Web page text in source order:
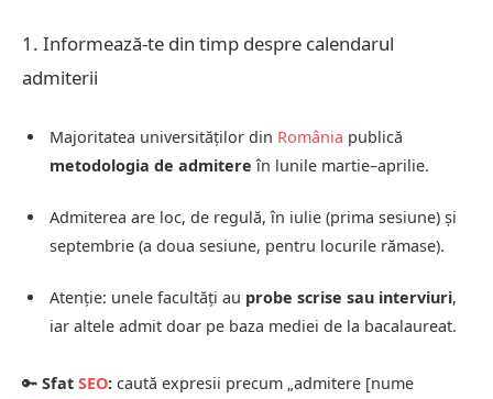
1. Informează-te din timp despre calendarul
admiterii
Majoritatea universităților din România publică
metodologia de admitere în lunile martie–aprilie.
Admiterea are loc, de regulă, în iulie (prima sesiune) și
septembrie (a doua sesiune, pentru locurile rămase).
Atenție: unele facultăți au probe scrise sau interviuri,
iar altele admit doar pe baza mediei de la bacalaureat.
🔑 Sfat SEO: caută expresii precum „admitere [nume